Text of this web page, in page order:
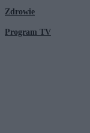
Zdrowie
Program TV